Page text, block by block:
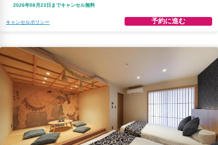
2026年08月23日までキャンセル無料
キャンセルポリシー 予約に進む